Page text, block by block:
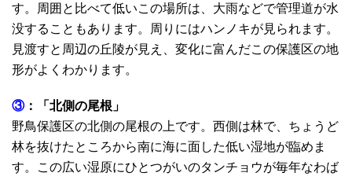
す。周囲と比べて低いこの場所は、大雨などで管理道が水
没することもあります。周りにはハンノキが見られます。
見渡すと周辺の丘陵が見え、変化に富んだこの保護区の地
形がよくわかります。
③：「北側の尾根」
野鳥保護区の北側の尾根の上です。西側は林で、ちょうど
林を抜けたところから南に海に面した低い湿地が臨めま
す。この広い湿原にひとつがいのタンチョウが毎年なわば